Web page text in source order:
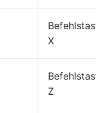
Befehlstaste
X
Befehlstaste
Z